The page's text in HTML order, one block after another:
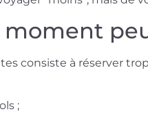
moment
consiste à réserver
;